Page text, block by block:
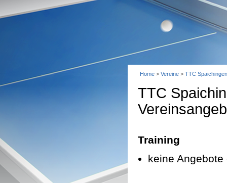
Home > Vereine > TTC Spaichingen
TTC
Training
keine